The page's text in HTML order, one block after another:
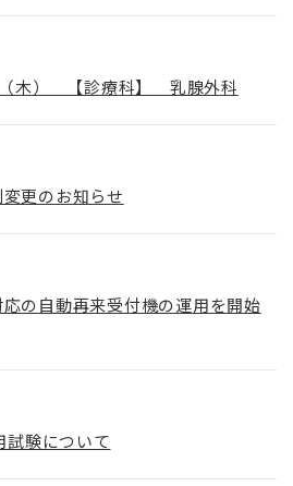
木） 【診療科】 乳腺外科
変更のお知らせ
の自動再来受付機の運用を開始
験について